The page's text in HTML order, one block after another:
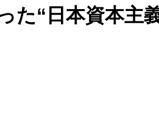
た“日本資本主